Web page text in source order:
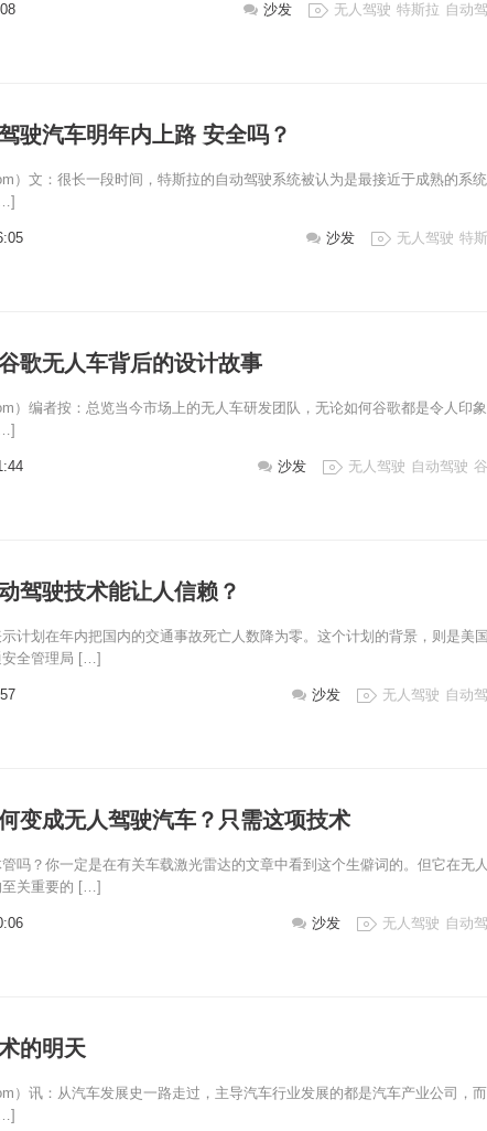
无人驾驶 特斯拉 自动
沙发
驶汽车明年内上路 安全吗？
）文：很长一段时间，特斯拉的自动驾驶系统被认为是最接近于成熟的系统
无人驾驶 特
沙发
歌无人车背后的设计故事
）编者按：总览当今市场上的无人车研发团队，无论如何谷歌都是令人印
无人驾驶 自动驾驶
沙发
驾驶技术能让人信赖？
计划在年内把国内的交通事故死亡人数降为零。这个计划的背景，则是美国
安全管理局 […]
无人驾驶 自动
沙发
变成无人驾驶汽车？只需这项技术
吗？你一定是在有关车载激光雷达的文章中看到这个生僻词的。但它在无人
至关重要的 […]
无人驾驶 自动
沙发
的明天
）讯：从汽车发展史一路走过，主导汽车行业发展的都是汽车产业公司，